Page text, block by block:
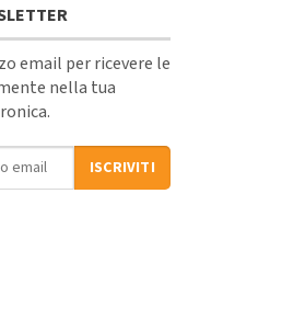
email per ricevere le
nella tua
ISCRIVITI